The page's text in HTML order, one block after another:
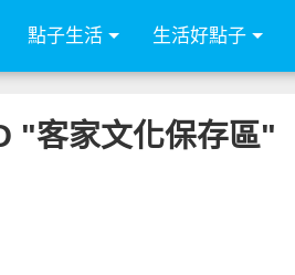
點子生活 生活好點子
"客家文化保存區"